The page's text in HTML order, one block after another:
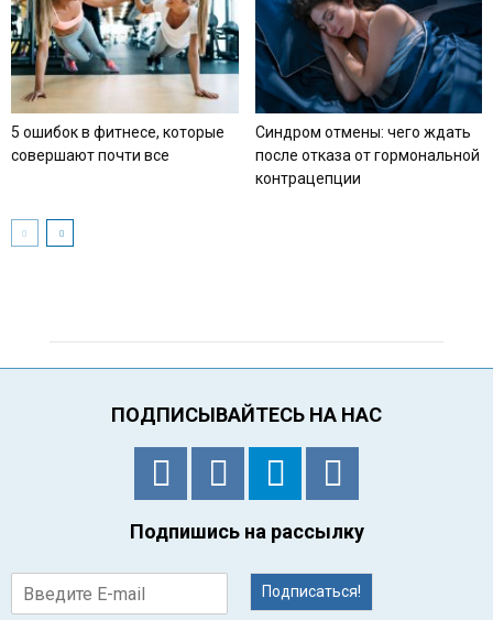
5 ошибок в фитнесе, которые
совершают почти все
Синдром отмены: чего ждать
после отказа от гормональной
контрацепции
ПОДПИСЫВАЙТЕСЬ НА НАС
Подпишись на рассылку
Подписаться!